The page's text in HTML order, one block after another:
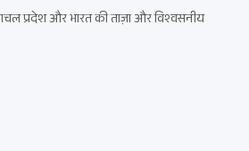
प्रदेश और भारत की ताज़ा और विश्वसनीय